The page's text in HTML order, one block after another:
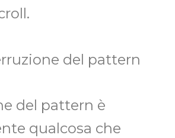
del pattern
del pattern è
qualcosa che